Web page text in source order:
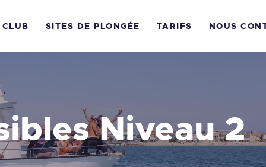
SITES DE PLONGÉE TARIFS NOUS
Niveau 2
CLUB PLONGÉE
FORMATIONS
DE PLONGÉE